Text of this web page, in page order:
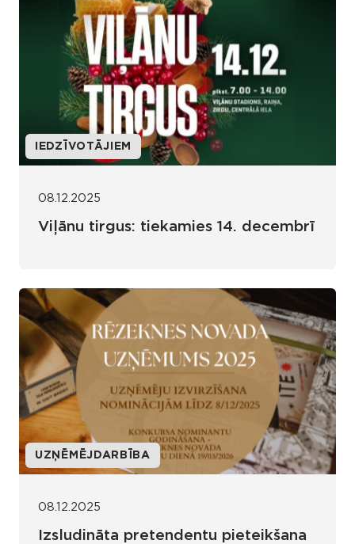
IEDZĪVOTĀJIEM
08.12.2025
Viļānu tirgus: tiekamies 14. decembrī
UZŅĒMĒJDARBĪBA
08.12.2025
Izsludināta pretendentu pieteikšana